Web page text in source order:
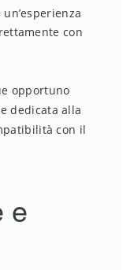
con
opportuno
dedicata alla
con il
e